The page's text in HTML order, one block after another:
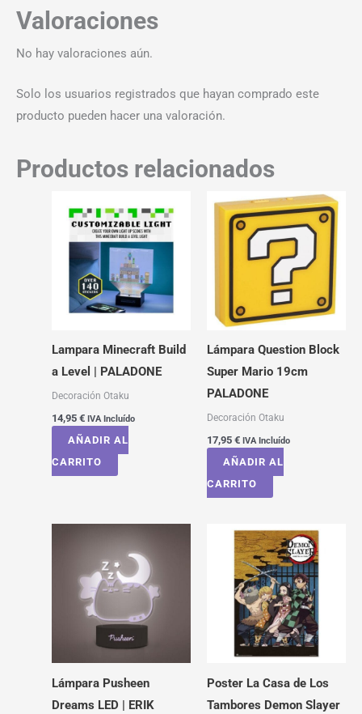
Valoraciones
No hay valoraciones aún.
Solo los usuarios registrados que hayan comprado este
producto pueden hacer una valoración.
Productos relacionados
Lampara Minecraft Build
a Level | PALADONE
Decoración Otaku
14,95 € IVA Incluído
AÑADIR AL
CARRITO
Lámpara Question Block
Super Mario 19cm
PALADONE
Decoración Otaku
17,95 € IVA Incluído
AÑADIR AL
CARRITO
Lámpara Pusheen
Dreams LED | ERIK
Poster La Casa de Los
Tambores Demon Slayer